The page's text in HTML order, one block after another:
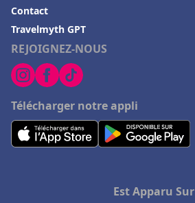
REJOIGNEZ-NOUS
Télécharger notre appli
Contact
Travelmyth GPT
Est Apparu Sur